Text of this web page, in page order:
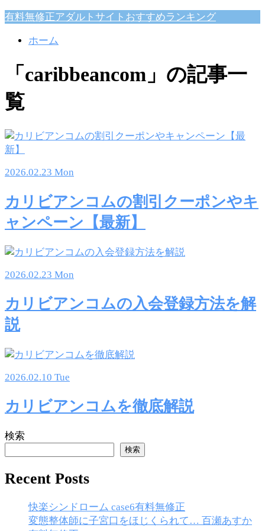
有料無修正アダルトサイトおすすめランキング
ホーム
「caribbeancom」の記事一
覧
2026.02.23 Mon
カリビアンコムの割引クーポンやキ
ャンペーン【最新】
2026.02.23 Mon
カリビアンコムの入会登録方法を解
説
2026.02.10 Tue
カリビアンコムを徹底解説
検索
検索
Recent Posts
快楽シンドローム case6有料無修正
変態整体師に子宮口をほじくられて… 百瀬あすか